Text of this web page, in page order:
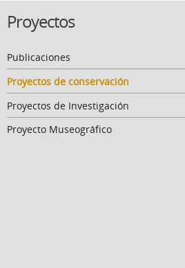
Proyectos
Publicaciones
Proyectos de conservación
Proyectos de Investigación
Proyecto Museográfico